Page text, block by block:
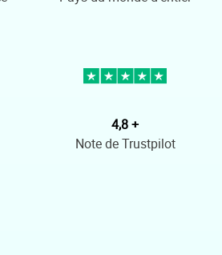
4,8 +
Note de Trustpilot